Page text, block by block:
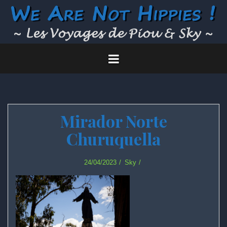
Skip
Mirador Norte
Churuquella
24/04/2023 Sky